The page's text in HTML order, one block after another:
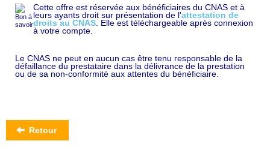
Cette offre est réservée aux bénéficiaires du CNAS et à
leurs ayants droit sur présentation de l'attestation de
droits au CNAS. Elle est téléchargeable après connexion
à votre compte.
Le CNAS ne peut en aucun cas être tenu responsable de la
défaillance du prestataire dans la délivrance de la prestation
ou de sa non-conformité aux attentes du bénéficiaire.
Retour